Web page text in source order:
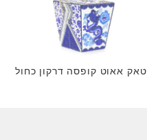
טאק אאוט קופסה דרקון כחול